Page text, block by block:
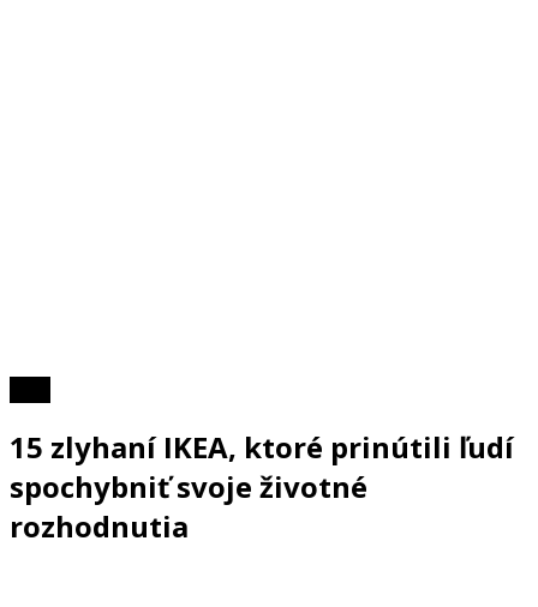
15 zlyhaní IKEA, ktoré prinútili ľudí
spochybniť svoje životné
rozhodnutia